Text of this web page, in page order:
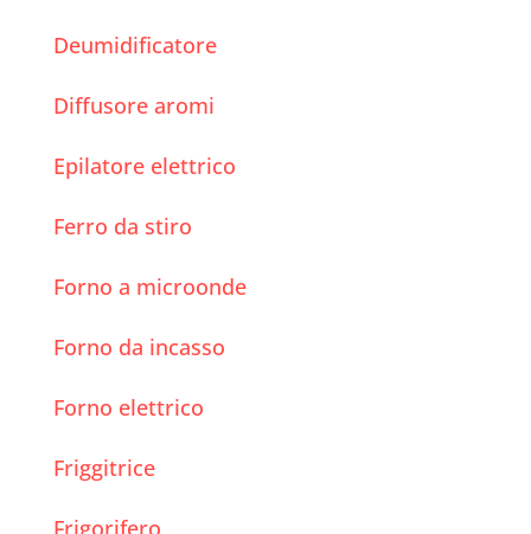
Deumidificatore
Diffusore aromi
Epilatore elettrico
Ferro da stiro
Forno a microonde
Forno da incasso
Forno elettrico
Friggitrice
Frigorifero